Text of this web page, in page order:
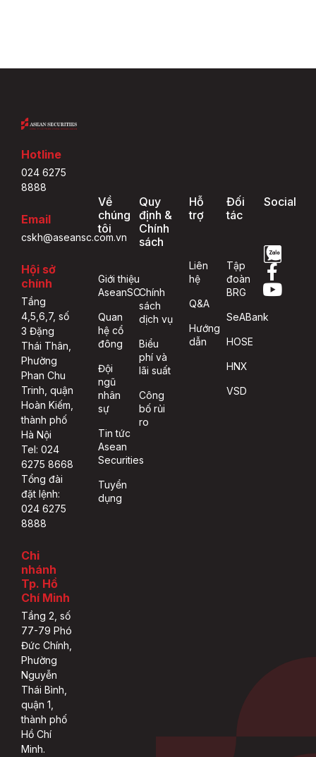
Hotline
024 6275
8888
Email
cskh@aseansc.com.vn
Hội sở
chính
Tầng
4,5,6,7, số
3 Đặng
Thái Thân,
Phường
Phan Chu
Trinh, quận
Hoàn Kiếm,
thành phố
Hà Nội
Tel: 024
6275 8668
Tổng đài
đặt lệnh:
024 6275
8888
Chi
nhánh
Tp. Hồ
Chí Minh
Tầng 2, số
77-79 Phó
Đức Chính,
Phường
Nguyễn
Thái Bình,
quận 1,
thành phố
Hồ Chí
Minh.
Về
chúng
tôi
Giới thiệu
AseanSC
Quan
hệ cổ
đông
Đội
ngũ
nhân
sự
Tin tức
Asean
Securities
Tuyển
dụng
Quy
định &
Chính
sách
Chính
sách
dịch vụ
Biểu
phí và
lãi suất
Công
bố rủi
ro
Hỗ
trợ
Liên
hệ
Q&A
Hướng
dẫn
Đối
tác
Tập
đoàn
BRG
SeABank
HOSE
HNX
VSD
Social